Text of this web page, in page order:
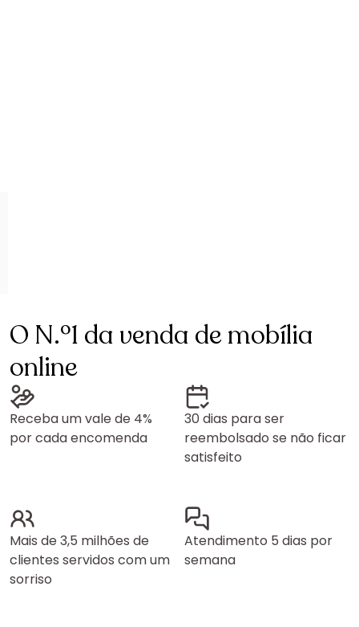
O N.º1 da venda de mobília
online
Receba um vale de 4%
por cada encomenda
30 dias para ser
reembolsado se não ficar
satisfeito
Mais de 3,5 milhões de
clientes servidos com um
sorriso
Atendimento 5 dias por
semana